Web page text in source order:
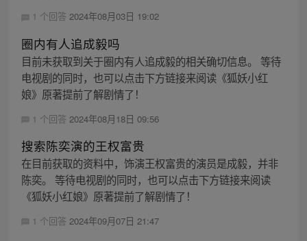
1 个回答 2024年08月03日 19:02
圈内有人追成毅吗
目前未获取到关于圈内有人追成毅的相关确切信息。 等待
电视剧的同时，也可以点击下方链接来阅读《狐妖小红
娘》原著提前了解剧情了！
1 个回答 2024年08月18日 09:56
搜索陈奕演的王权富贵
在目前获取的资料中，饰演王权富贵的演员是成毅，并非
陈奕。 等待电视剧的同时，也可以点击下方链接来阅读
《狐妖小红娘》原著提前了解剧情了！
1 个回答 2024年09月07日 21:47